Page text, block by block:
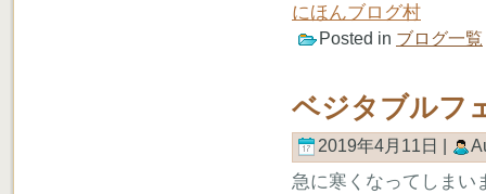
にほんブログ村
Posted in ブログ一覧
ベジタブルフ
2019年4月11日 |
急に寒くなってしまい